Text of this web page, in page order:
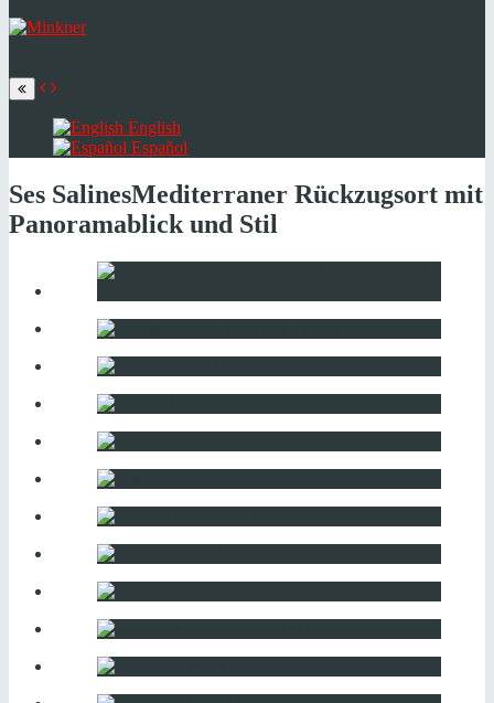
language
English
Español
Ses SalinesMediterraner Rückzugsort mit
Panoramablick und Stil